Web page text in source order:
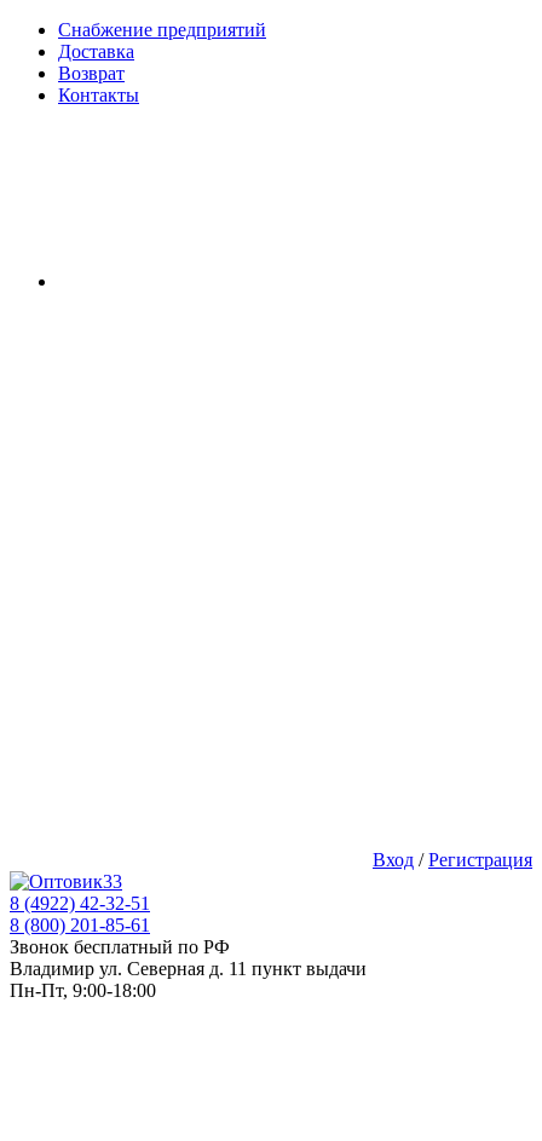
Снабжение предприятий
Доставка
Возврат
Контакты
Вход /Регистрация
8 (4922) 42-32-51
8 (800) 201-85-61
Звонок бесплатный по РФ
Владимир ул. Северная д. 11 пункт выдачи
Пн-Пт, 9:00-18:00